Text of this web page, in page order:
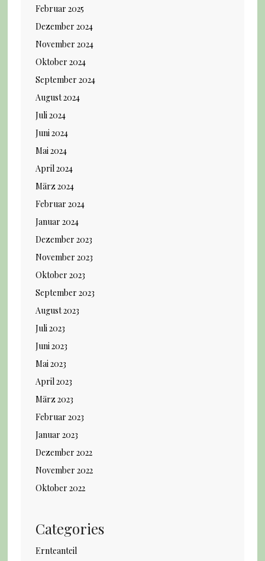
Februar 2025
Dezember 2024
November 2024
Oktober 2024
September 2024
August 2024
Juli 2024
Juni 2024
Mai 2024
April 2024
März 2024
Februar 2024
Januar 2024
Dezember 2023
November 2023
Oktober 2023
September 2023
August 2023
Juli 2023
Juni 2023
Mai 2023
April 2023
März 2023
Februar 2023
Januar 2023
Dezember 2022
November 2022
Oktober 2022
Categories
Ernteanteil